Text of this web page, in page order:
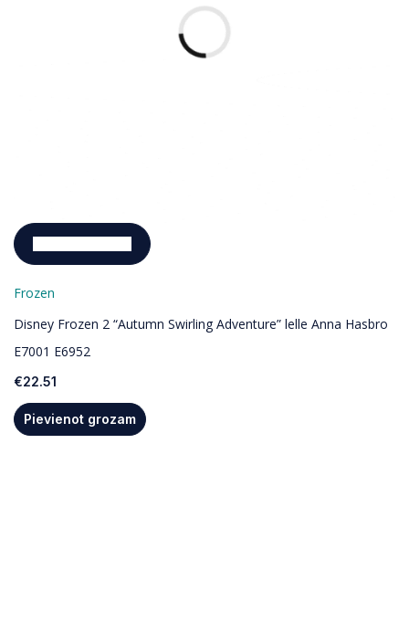
Frozen
Disney Frozen 2 “Autumn Swirling Adventure” lelle Anna Hasbro
E7001 E6952
€22.51
Pievienot grozam